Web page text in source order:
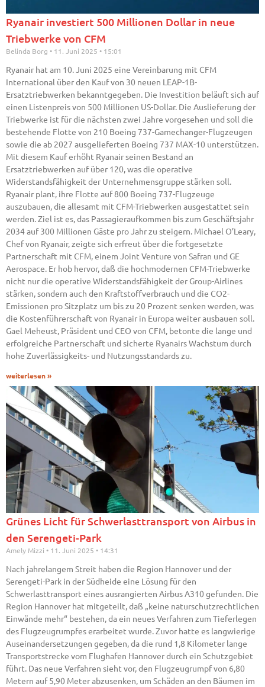
Ryanair investiert 500 Millionen Dollar in neue
Triebwerke von CFM
Belinda Borg 11. Juni 2025 15:01
Ryanair hat am 10. Juni 2025 eine Vereinbarung mit CFM
International über den Kauf von 30 neuen LEAP-1B-
Ersatztriebwerken bekanntgegeben. Die Investition beläuft sich auf
einen Listenpreis von 500 Millionen US-Dollar. Die Auslieferung der
Triebwerke ist für die nächsten zwei Jahre vorgesehen und soll die
bestehende Flotte von 210 Boeing 737-Gamechanger-Flugzeugen
sowie die ab 2027 ausgelieferten Boeing 737 MAX-10 unterstützen.
Mit diesem Kauf erhöht Ryanair seinen Bestand an
Ersatztriebwerken auf über 120, was die operative
Widerstandsfähigkeit der Unternehmensgruppe stärken soll.
Ryanair plant, ihre Flotte auf 800 Boeing 737-Flugzeuge
auszubauen, die allesamt mit CFM-Triebwerken ausgestattet sein
werden. Ziel ist es, das Passagieraufkommen bis zum Geschäftsjahr
2034 auf 300 Millionen Gäste pro Jahr zu steigern. Michael O’Leary,
Chef von Ryanair, zeigte sich erfreut über die fortgesetzte
Partnerschaft mit CFM, einem Joint Venture von Safran und GE
Aerospace. Er hob hervor, daß die hochmodernen CFM-Triebwerke
nicht nur die operative Widerstandsfähigkeit der Group-Airlines
stärken, sondern auch den Kraftstoffverbrauch und die CO2-
Emissionen pro Sitzplatz um bis zu 20 Prozent senken werden, was
die Kostenführerschaft von Ryanair in Europa weiter ausbauen soll.
Gael Meheust, Präsident und CEO von CFM, betonte die lange und
erfolgreiche Partnerschaft und sicherte Ryanairs Wachstum durch
hohe Zuverlässigkeits- und Nutzungsstandards zu.
weiterlesen »
Grünes Licht für Schwerlasttransport von Airbus in
den Serengeti-Park
Amely Mizzi 11. Juni 2025 14:31
Nach jahrelangem Streit haben die Region Hannover und der
Serengeti-Park in der Südheide eine Lösung für den
Schwerlasttransport eines ausrangierten Airbus A310 gefunden. Die
Region Hannover hat mitgeteilt, daß „keine naturschutzrechtlichen
Einwände mehr“ bestehen, da ein neues Verfahren zum Tieferlegen
des Flugzeugrumpfes erarbeitet wurde. Zuvor hatte es langwierige
Auseinandersetzungen gegeben, da die rund 1,8 Kilometer lange
Transportstrecke vom Flughafen Hannover durch ein Schutzgebiet
führt. Das neue Verfahren sieht vor, den Flugzeugrumpf von 6,80
Metern auf 5,90 Meter abzusenken, um Schäden an den Bäumen im